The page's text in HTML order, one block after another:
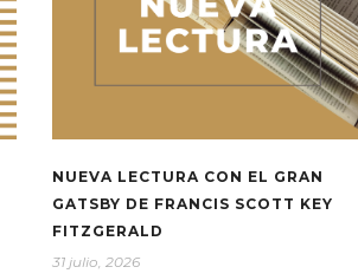
NUEVA LECTURA CON EL GRAN
GATSBY DE FRANCIS SCOTT KEY
FITZGERALD
31 julio, 2026